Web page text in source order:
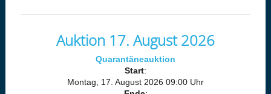
Auktion 17. August 2026
Quarantäneauktion
Start:
Montag, 17. August 2026 09:00 Uhr